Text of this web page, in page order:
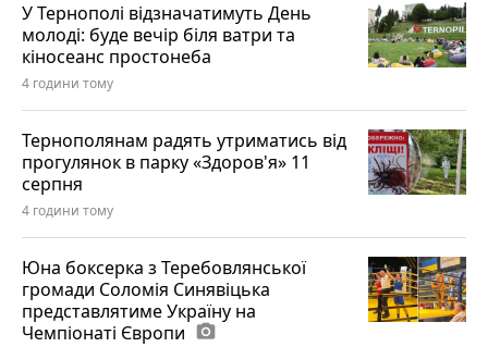
У Тернополі відзначатимуть День
молоді: буде вечір біля ватри та
кіносеанс простонеба
4 години тому
Тернополянам радять утриматись від
прогулянок в парку «Здоров'я» 11
серпня
4 години тому
Юна боксерка з Теребовлянської
громади Соломія Синявіцька
представлятиме Україну на
Чемпіонаті Європи photo_camera